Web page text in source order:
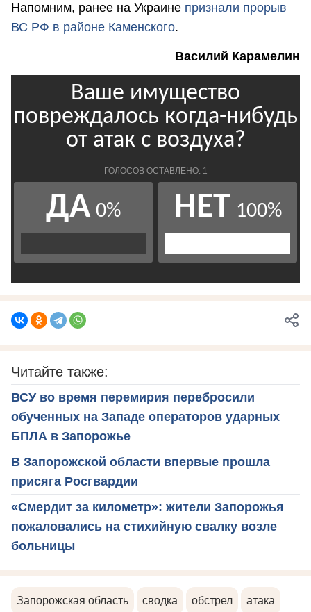
Напомним, ранее на Украине признали прорыв
ВС РФ в районе Каменского.
Василий Карамелин
Читайте также:
ВСУ во время перемирия перебросили
обученных на Западе операторов ударных
БПЛА в Запорожье
В Запорожской области впервые прошла
присяга Росгвардии
«Смердит за километр»: жители Запорожья
пожаловались на стихийную свалку возле
больницы
Запорожская область сводка обстрел атака